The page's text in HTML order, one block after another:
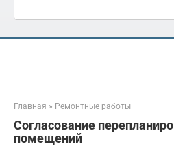
Главная » Ремонтные работы
Согласование
помещений